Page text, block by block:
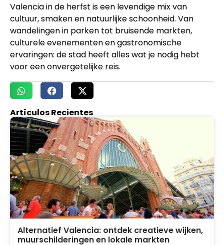
Valencia in de herfst is een levendige mix van
cultuur, smaken en natuurlijke schoonheid. Van
wandelingen in parken tot bruisende markten,
culturele evenementen en gastronomische
ervaringen: de stad heeft alles wat je nodig hebt
voor een onvergetelijke reis.
Artículos Recientes
Alternatief Valencia: ontdek creatieve wijken,
muurschilderingen en lokale markten